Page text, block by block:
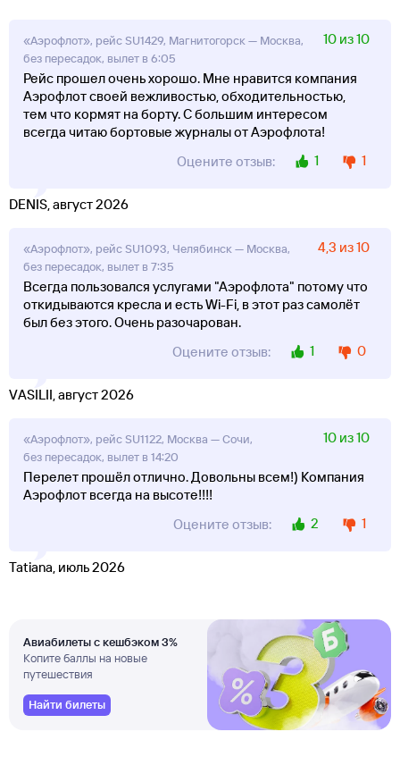
«Аэрофлот», рейс SU1429, Магнитогорск — Москва,
без пересадок, вылет в 6:05
10 из 10
Рейс прошел очень хорошо. Мне нравится компания
Аэрофлот своей вежливостью, обходительностью,
тем что кормят на борту. С большим интересом
всегда читаю бортовые журналы от Аэрофлота!
Оцените отзыв:
1 1
DENIS, август 2026
«Аэрофлот», рейс SU1093, Челябинск — Москва,
без пересадок, вылет в 7:35
4,3 из 10
Всегда пользовался услугами "Аэрофлота" потому что
откидываются кресла и есть Wi-Fi, в этот раз самолёт
был без этого. Очень разочарован.
Оцените отзыв:
1 0
VASILII, август 2026
«Аэрофлот», рейс SU1122, Москва — Сочи,
без пересадок, вылет в 14:20
10 из 10
Перелет прошёл отлично. Довольны всем!) Компания
Аэрофлот всегда на высоте!!!!
Оцените отзыв:
2 1
Tatiana, июль 2026
Авиабилеты с кешбэком 3%
Копите баллы на новые
путешествия
Найти билеты